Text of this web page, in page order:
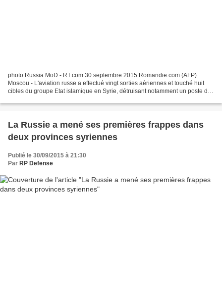
photo Russia MoD - RT.com 30 septembre 2015 Romandie.com (AFP)
Moscou - L'aviation russe a effectué vingt sorties aériennes et touché huit
cibles du groupe Etat islamique en Syrie, détruisant notamment un poste de
La Russie a mené ses premières frappes dans
deux provinces syriennes
Publié le 30/09/2015 à 21:30
Par RP Defense